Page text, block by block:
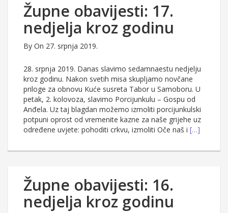
Župne obavijesti: 17.
nedjelja kroz godinu
By On 27. srpnja 2019.
28. srpnja 2019. Danas slavimo sedamnaestu nedjelju
kroz godinu. Nakon svetih misa skupljamo novčane
priloge za obnovu Kuće susreta Tabor u Samoboru. U
petak, 2. kolovoza, slavimo Porcijunkulu – Gospu od
Anđela. Uz taj blagdan možemo izmoliti porcijunkulski
potpuni oprost od vremenite kazne za naše grijehe uz
određene uvjete: pohoditi crkvu, izmoliti Oče naš i […]
Župne obavijesti: 16.
nedjelja kroz godinu